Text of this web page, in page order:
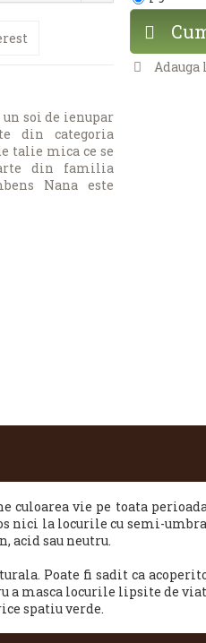
un soi de ienupar
din categoria
talie mica ce se
din familia
Nana este
vie pe toata
nici la locurile cu semi-
acid sau neutru.
Poate fi sadit ca
masca locurile lipsite de
spatiu verde.